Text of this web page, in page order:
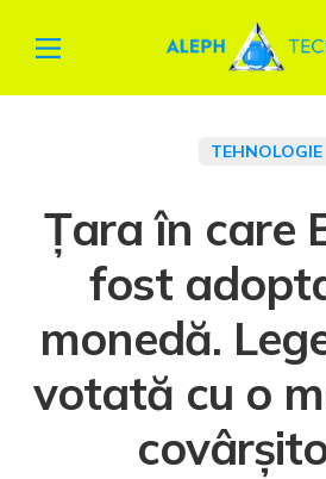
TEHNOLOGIE
Țara în care
fost
monedă.
votată cu o